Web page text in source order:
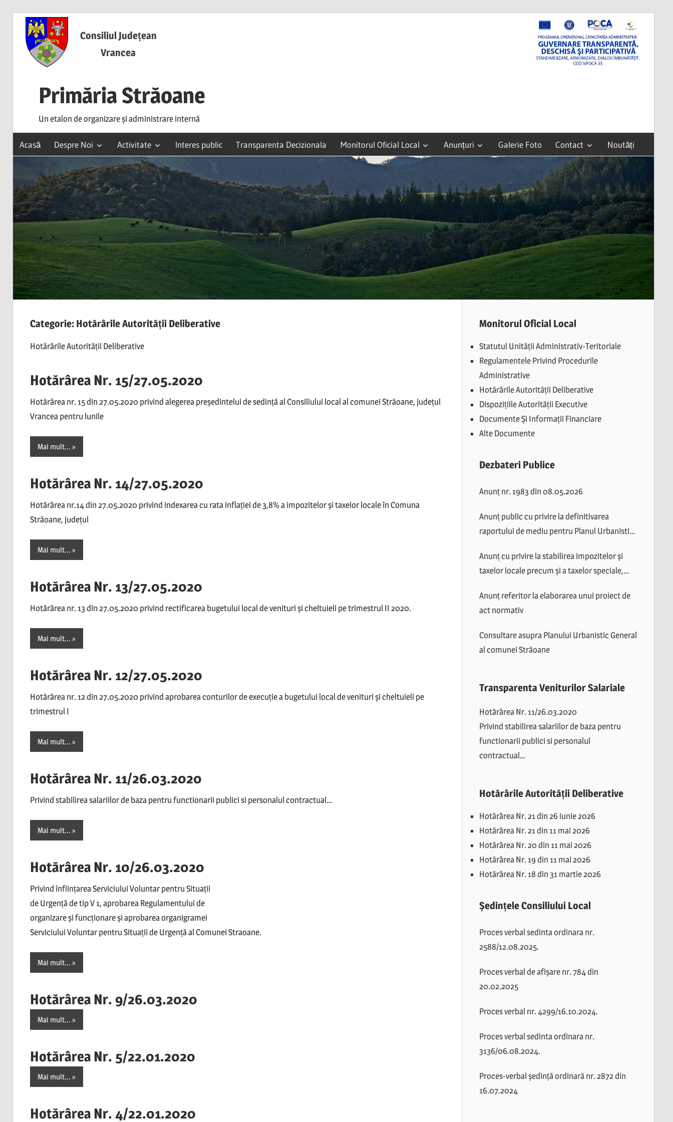
Skip
content
Consiliul Județean
Vrancea
Primăria Străoane
Un etalon de organizare și administrare internă
Acasă Despre Noi Activitate Interes public Transparenta Decizionala Monitorul Oficial Local Anunțuri Galerie Foto Contact Noutăți
Categorie: Hotărârile Autorității Deliberative
Hotărârile Autorității Deliberative
Hotărârea Nr. 15/27.05.2020
Hotărârea nr. 15 din 27.05.2020 privind alegerea președintelui de sedință al Consiliului local al comunei Străoane, județul
Vrancea pentru lunile
Mai mult...
Hotărârea Nr. 14/27.05.2020
Hotărârea nr.14 din 27.05.2020 privind indexarea cu rata inflației de 3,8% a impozitelor și taxelor locale în Comuna
Străoane, județul
Mai mult...
Hotărârea Nr. 13/27.05.2020
Hotărârea nr. 13 din 27.05.2020 privind rectificarea bugetului local de venituri și cheltuieli pe trimestrul II 2020.
Mai mult...
Hotărârea Nr. 12/27.05.2020
Hotărârea nr. 12 din 27.05.2020 privind aprobarea conturilor de execuție a bugetului local de venituri și cheltuieli pe
trimestrul I
Mai mult...
Hotărârea Nr. 11/26.03.2020
Privind stabilirea salariilor de baza pentru functionarii publici si personalul contractual…
Mai mult...
Hotărârea Nr. 10/26.03.2020
Privind înființarea Serviciului Voluntar pentru Situații
de Urgență de tip V 1, aprobarea Regulamentului de
organizare și funcționare și aprobarea organigramei
Serviciului Voluntar pentru Situații de Urgență al Comunei Straoane.
Mai mult...
Hotărârea Nr. 9/26.03.2020
Mai mult...
Hotărârea Nr. 5/22.01.2020
Mai mult...
Hotărârea Nr. 4/22.01.2020
Monitorul Oficial Local
Statutul Unității Administrativ-Teritoriale
Regulamentele Privind Procedurile
Administrative
Hotărârile Autorității Deliberative
Dispozițiile Autorității Executive
Documente Și Informații Financiare
Alte Documente
Dezbateri Publice
Anunț nr. 1983 din 08.05.2026
Anunț public cu privire la definitivarea
raportului de mediu pentru Planul Urbanistic
Anunț cu privire la stabilirea impozitelor și
taxelor locale precum și a taxelor speciale,
Anunț referitor la elaborarea unui proiect de
act normativ
Consultare asupra Planului Urbanistic General
al comunei Străoane
Transparenta Veniturilor Salariale
Hotărârea Nr. 11/26.03.2020
Privind stabilirea salariilor de baza pentru
functionarii publici si personalul
contractual…
Hotărârile Autorității Deliberative
Hotărârea Nr. 21 din 26 iunie 2026
Hotărârea Nr. 21 din 11 mai 2026
Hotărârea Nr. 20 din 11 mai 2026
Hotărârea Nr. 19 din 11 mai 2026
Hotărârea Nr. 18 din 31 martie 2026
Ședințele Consiliului Local
Proces verbal sedinta ordinara nr.
2588/12.08.2025.
Proces verbal de afișare nr. 784 din
20.02.2025
Proces verbal nr. 4299/16.10.2024.
Proces verbal sedinta ordinara nr.
3136/06.08.2024.
Proces-verbal ședință ordinară nr. 2872 din
16.07.2024